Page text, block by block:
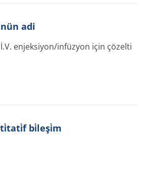
adi
enjeksiyon/infüzyon için çözelti
bi̇leşi̇m